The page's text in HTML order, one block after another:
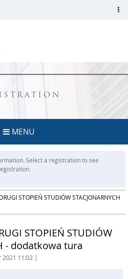
MENU
Select a registration to see
STOPIEŃ STUDIÓW STACJONARNYCH
STOPIEŃ STUDIÓW
- dodatkowa tura
11:02 |